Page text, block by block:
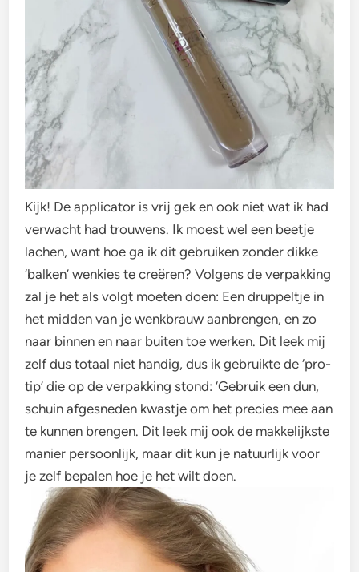
Kijk! De applicator is vrij gek en ook niet wat ik had
verwacht had trouwens. Ik moest wel een beetje
lachen, want hoe ga ik dit gebruiken zonder dikke
‘balken’ wenkies te creëren? Volgens de verpakking
zal je het als volgt moeten doen: Een druppeltje in
het midden van je wenkbrauw aanbrengen, en zo
naar binnen en naar buiten toe werken. Dit leek mij
zelf dus totaal niet handig, dus ik gebruikte de ‘pro-
tip’ die op de verpakking stond: ‘Gebruik een dun,
schuin afgesneden kwastje om het precies mee aan
te kunnen brengen. Dit leek mij ook de makkelijkste
manier persoonlijk, maar dit kun je natuurlijk voor
je zelf bepalen hoe je het wilt doen.